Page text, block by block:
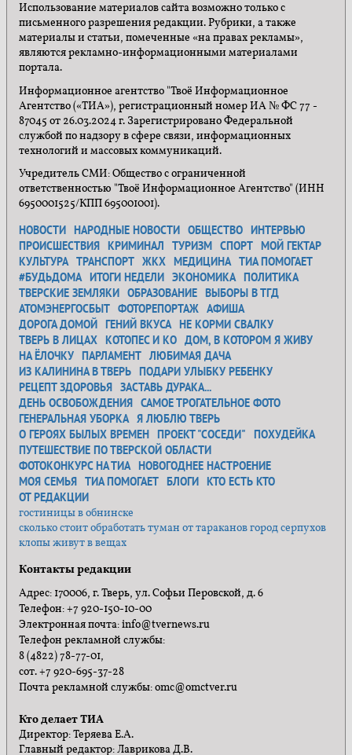
Использование материалов сайта возможно только с
письменного разрешения редакции. Рубрики, а также
материалы и статьи, помеченные «на правах рекламы»,
являются рекламно-информационными материалами
портала.
Информационное агентство "Твоё Информационное
Агентство («ТИА»), регистрационный номер ИА № ФС 77 -
87045 от 26.03.2024 г. Зарегистрировано Федеральной
службой по надзору в сфере связи, информационных
технологий и массовых коммуникаций.
Учредитель СМИ: Общество с ограниченной
ответственностью "Твоё Информационное Агентство" (ИНН
6950001525/КПП 695001001).
НОВОСТИ НАРОДНЫЕ НОВОСТИ ОБЩЕСТВО ИНТЕРВЬЮ
ПРОИСШЕСТВИЯ КРИМИНАЛ ТУРИЗМ СПОРТ МОЙ ГЕКТАР
КУЛЬТУРА ТРАНСПОРТ ЖКХ МЕДИЦИНА ТИА ПОМОГАЕТ
#БУДЬДОМА ИТОГИ НЕДЕЛИ ЭКОНОМИКА ПОЛИТИКА
ТВЕРСКИЕ ЗЕМЛЯКИ ОБРАЗОВАНИЕ ВЫБОРЫ В ТГД
АТОМЭНЕРГОСБЫТ ФОТОРЕПОРТАЖ АФИША
ДОРОГА ДОМОЙ ГЕНИЙ ВКУСА НЕ КОРМИ СВАЛКУ
ТВЕРЬ В ЛИЦАХ КОТОПЕС И КО ДОМ, В КОТОРОМ Я ЖИВУ
НА ЁЛОЧКУ ПАРЛАМЕНТ ЛЮБИМАЯ ДАЧА
ИЗ КАЛИНИНА В ТВЕРЬ ПОДАРИ УЛЫБКУ РЕБЕНКУ
РЕЦЕПТ ЗДОРОВЬЯ ЗАСТАВЬ ДУРАКА...
ДЕНЬ ОСВОБОЖДЕНИЯ САМОЕ ТРОГАТЕЛЬНОЕ ФОТО
ГЕНЕРАЛЬНАЯ УБОРКА Я ЛЮБЛЮ ТВЕРЬ
О ГЕРОЯХ БЫЛЫХ ВРЕМЕН ПРОЕКТ "СОСЕДИ"
ПОХУДЕЙКА
ПУТЕШЕСТВИЕ ПО ТВЕРСКОЙ ОБЛАСТИ
ФОТОКОНКУРС НА ТИА НОВОГОДНЕЕ НАСТРОЕНИЕ
МОЯ СЕМЬЯ ТИА ПОМОГАЕТ БЛОГИ КТО ЕСТЬ КТО
ОТ РЕДАКЦИИ
гостиницы в обнинске
сколько стоит обработать туман от тараканов город серпухов
клопы живут в вещах
Контакты редакции
Адрес: 170006, г. Тверь, ул. Софьи Перовской, д. 6
Телефон: +7 920-150-10-00
Электронная почта: info@tvernews.ru
Телефон рекламной службы:
8 (4822) 78-77-01,
сот. +7 920-695-37-28
Почта рекламной службы: omc@omctver.ru
Кто делает ТИА
Директор: Теряева Е.А.
Главный редактор: Лаврикова Д.В.